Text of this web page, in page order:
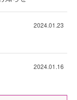
2024.01.23
2024.01.16